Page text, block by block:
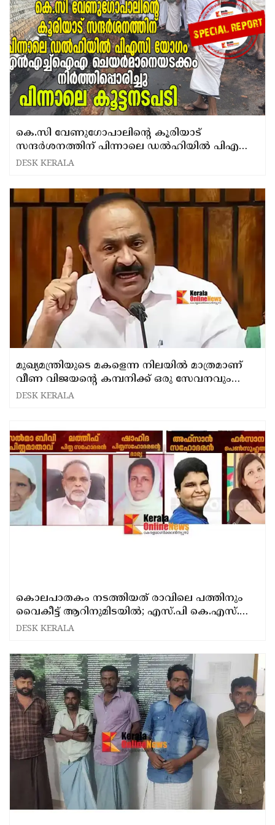
കെ.സി വേണുഗോപാലിന്റെ കൂരിയാട്
സന്ദർശനത്തിന് പിന്നാലെ ഡൽഹിയിൽ പിഎസി
യോഗം, എൻഎച്ച്എഐ ചെയർമാനെയടക്കം
DESK KERALA
മുഖ്യമന്ത്രിയുടെ മകളെന്ന നിലയിൽ മാത്രമാണ്
വീണ വിജയൻ്റെ കമ്പനിക്ക് ഒരു സേവനവും
നൽകാതെ 2.7 കോടി രൂപലഭിച്ചത്: വി ഡി
DESK KERALA
കൊലപാതകം നടത്തിയത് രാവിലെ പത്തിനും
വൈകീട്ട് ആറിനുമിടയിൽ; എസ്.പി കെ.എസ്.
സുദർശൻ
DESK KERALA